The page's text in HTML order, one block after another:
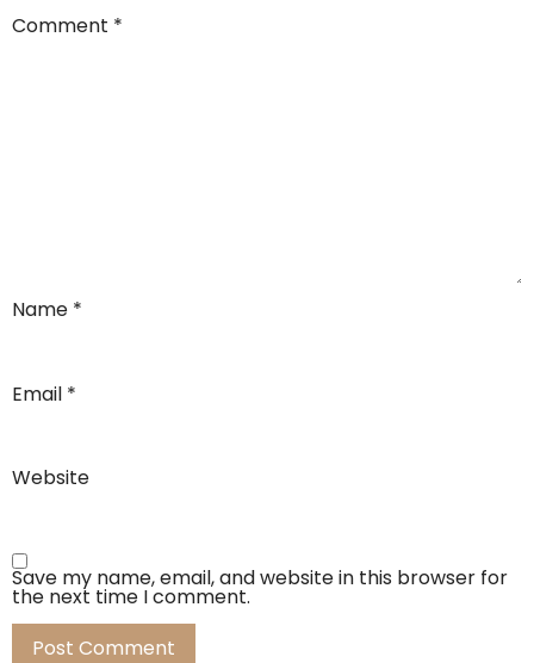
Comment *
Name *
Email *
Website
Save my name, email, and website in this browser for
the next time I comment.